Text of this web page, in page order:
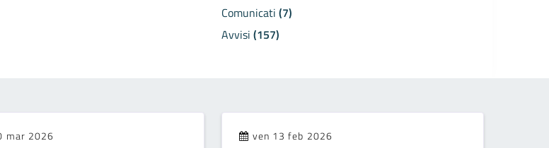
Comunicati(7)
Avvisi(157)
mar 2026 ven 13 feb 2026